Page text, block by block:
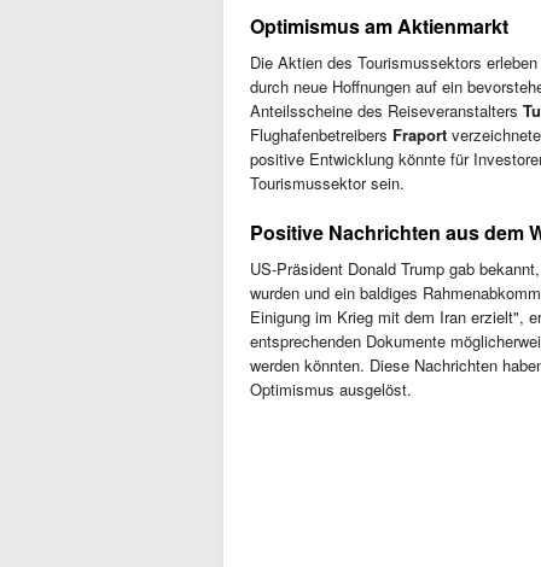
Optimismus am Aktienmarkt
Die Aktien des Tourismussektors
durch neue Hoffnungen auf ein
Anteilsscheine des Reiseveranstalters
Flughafenbetreibers Fraport
positive Entwicklung könnte für
Tourismussektor sein.
Positive Nachrichten aus dem
US-Präsident Donald Trump gab
wurden und ein baldiges
Einigung im Krieg mit dem Iran erzielt",
entsprechenden Dokumente
werden könnten. Diese Nachrichten
Optimismus ausgelöst.